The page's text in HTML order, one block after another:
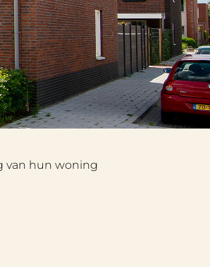
van hun woning